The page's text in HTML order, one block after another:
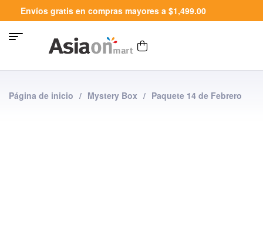
Envíos gratis en compras mayores a $1,499.00
Página de inicio / Mystery Box / Paquete 14 de Febrero